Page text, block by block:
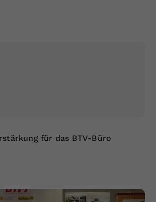
für das BTV-Büro